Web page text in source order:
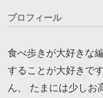
プロフィール
食べ歩きが大好きな
することが大好きで
ん、 たまには少しお